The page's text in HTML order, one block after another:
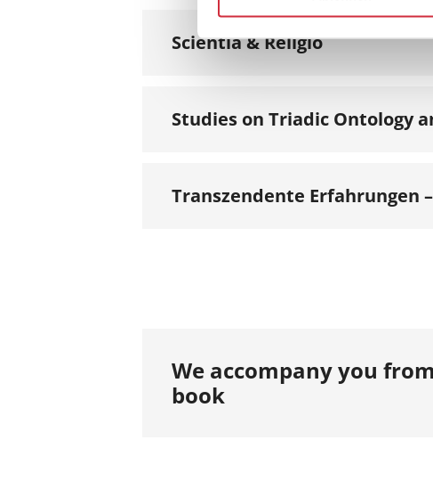
Scientia & Religio
Studies on Triadic Ontology
Transzendente Erfahrungen
We accompany you
book